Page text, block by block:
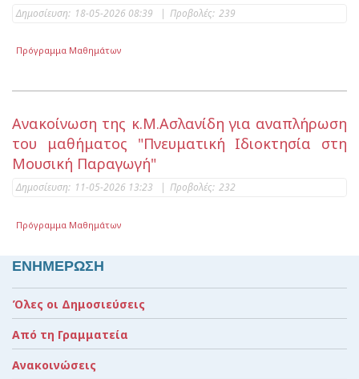
Δημοσίευση: 18-05-2026 08:39 | Προβολές: 239
Πρόγραμμα Μαθημάτων
Ανακοίνωση της κ.Μ.Ασλανίδη για αναπλήρωση
του μαθήματος "Πνευματική Ιδιοκτησία στη
Μουσική Παραγωγή"
Δημοσίευση: 11-05-2026 13:23 | Προβολές: 232
Πρόγραμμα Μαθημάτων
ΕΝΗΜΕΡΩΣΗ
Όλες οι Δημοσιεύσεις
Από τη Γραμματεία
Ανακοινώσεις